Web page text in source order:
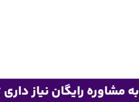
به مشاوره رایگان نیاز